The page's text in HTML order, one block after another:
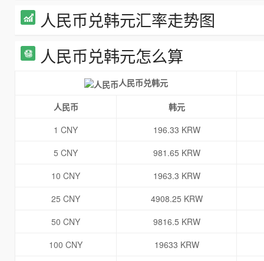
人民币兑韩元汇率走势图
人民币兑韩元怎么算
人民币兑韩元
人民币
韩元
1 CNY
196.33 KRW
5 CNY
981.65 KRW
10 CNY
1963.3 KRW
25 CNY
4908.25 KRW
50 CNY
9816.5 KRW
100 CNY
19633 KRW